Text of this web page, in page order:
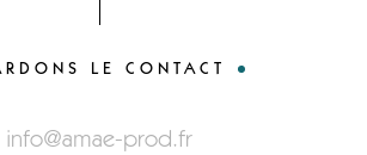
LE CONTACT
info@amae-prod.fr